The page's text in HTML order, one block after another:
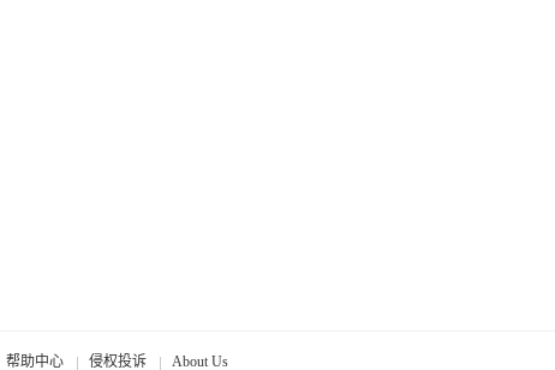
帮助中心 侵权投诉 About Us